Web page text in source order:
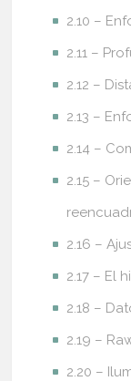
2.10 –
2.11 –
2.12 –
2.13 –
2.14 –
2.15 –
2.16 –
2.17 – El
2.18 –
2.19 –
2.20 –